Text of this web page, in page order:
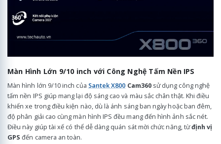
Màn Hình Lớn 9/10 inch với Công Nghệ Tấm Nền IPS
Màn hình lớn 9/10 inch của Santek X800 Cam360sử dụng công nghệ
tấm nền IPS giúp mang lại độ sáng cao và màu sắc chân thật. Khi điều
khiển xe trong điều kiện nào, dù là ánh sáng ban ngày hoặc ban đêm,
độ phân giải cao cùng màn hình IPS đều mang đến hình ảnh sắc nét.
Điều này giúp tài xế có thể dễ dàng quán sát mời chức năng, từđịnh vị
GPS đến camera an toàn.